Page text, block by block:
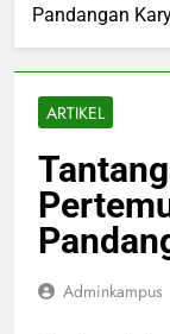
Pandangan
ARTIKEL
Adminkampus